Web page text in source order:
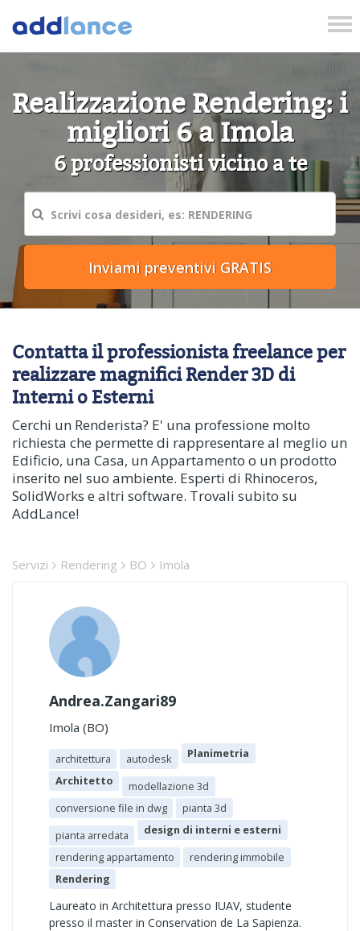
Realizzazione Rendering: i
migliori 6 a Imola
6 professionisti vicino a te
Contatta il professionista freelance per
realizzare magnifici Render 3D di
Interni o Esterni
Cerchi un Renderista? E' una professione molto
richiesta che permette di rappresentare al meglio un
Edificio, una Casa, un Appartamento o un prodotto
inserito nel suo ambiente. Esperti di Rhinoceros,
SolidWorks e altri software. Trovali subito su
AddLance!
Servizi Rendering BO Imola
Andrea.Zangari89
Imola (BO)
architettura autodesk
Planimetria
Architetto
modellazione 3d
conversione file in dwg
pianta 3d
pianta arredata
design di interni e esterni
rendering appartamento
rendering immobile
Rendering
Laureato in Architettura presso IUAV, studente
presso il master in Conservation de La Sapienza.